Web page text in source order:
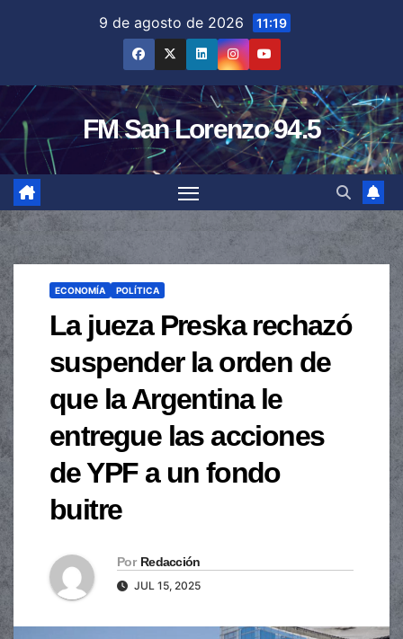
9 de agosto de 2026 11:19
FM San Lorenzo 94.5
ECONOMÍA POLÍTICA
La jueza Preska rechazó
suspender la orden de
que la Argentina le
entregue las acciones
de YPF a un fondo
buitre
Por Redacción
JUL 15, 2025